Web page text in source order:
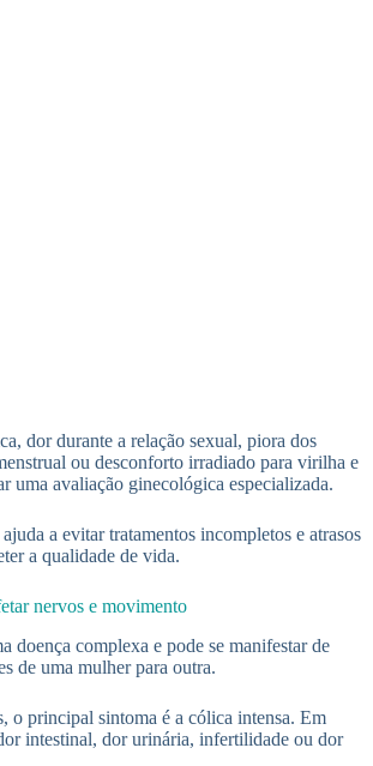
dor durante a relação sexual, piora dos
ou desconforto irradiado para virilha e
uma avaliação ginecológica especializada.
a evitar tratamentos incompletos e atrasos
a qualidade de vida.
nervos e movimento
doença complexa e pode se manifestar de
de uma mulher para outra.
o principal sintoma é a cólica intensa. Em
intestinal, dor urinária, infertilidade ou dor